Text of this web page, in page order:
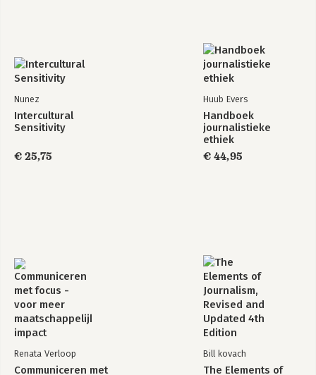
Nunez
Intercultural
Sensitivity
€ 25,75
Huub Evers
Handboek
journalistieke
ethiek
€ 44,95
Renata Verloop
Communiceren met
Bill kovach
The Elements of